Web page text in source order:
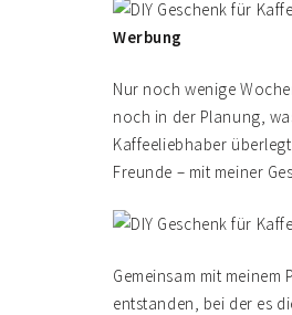
Werbung
Nur noch wenige
noch in der Planung,
Kaffeeliebhaber
Freunde – mit meiner
Gemeinsam mit meinem
entstanden, bei der es